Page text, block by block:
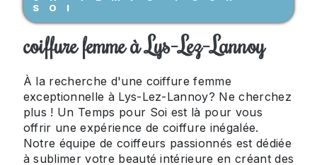
SOI
coiffure femme à Lys-Lez-Lannoy
À la recherche d'une coiffure femme
exceptionnelle à Lys-Lez-Lannoy? Ne cherchez
plus ! Un Temps pour Soi est là pour vous
offrir une expérience de coiffure inégalée.
Notre équipe de coiffeurs passionnés est dédiée
à sublimer votre beauté intérieure en créant des